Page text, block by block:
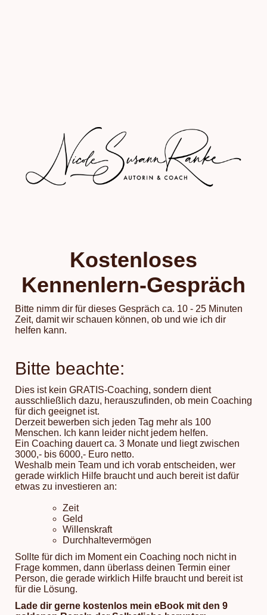
Kostenloses
Kennenlern-Gespräch
Bitte nimm dir für dieses Gespräch ca. 10 - 25 Minuten
Zeit, damit wir schauen können, ob und wie ich dir
helfen kann.
Bitte beachte:
Dies ist kein GRATIS-Coaching, sondern dient
ausschließlich dazu, herauszufinden, ob mein Coaching
für dich geeignet ist.
Derzeit bewerben sich jeden Tag mehr als 100
Menschen. Ich kann leider nicht jedem helfen.
Ein Coaching dauert ca. 3 Monate und liegt zwischen
3000,- bis 6000,- Euro netto.
Weshalb mein Team und ich vorab entscheiden, wer
gerade wirklich Hilfe braucht und auch bereit ist dafür
etwas zu investieren an:
Zeit
Geld
Willenskraft
Durchhaltevermögen
Sollte für dich im Moment ein Coaching noch nicht in
Frage kommen, dann überlass deinen Termin einer
Person, die gerade wirklich Hilfe braucht und bereit ist
für die Lösung.
Lade dir gerne kostenlos mein eBook mit den 9